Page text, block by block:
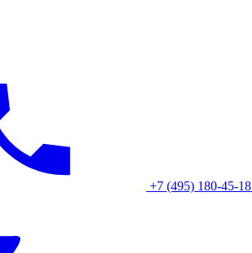
+7 (495) 180-45-18